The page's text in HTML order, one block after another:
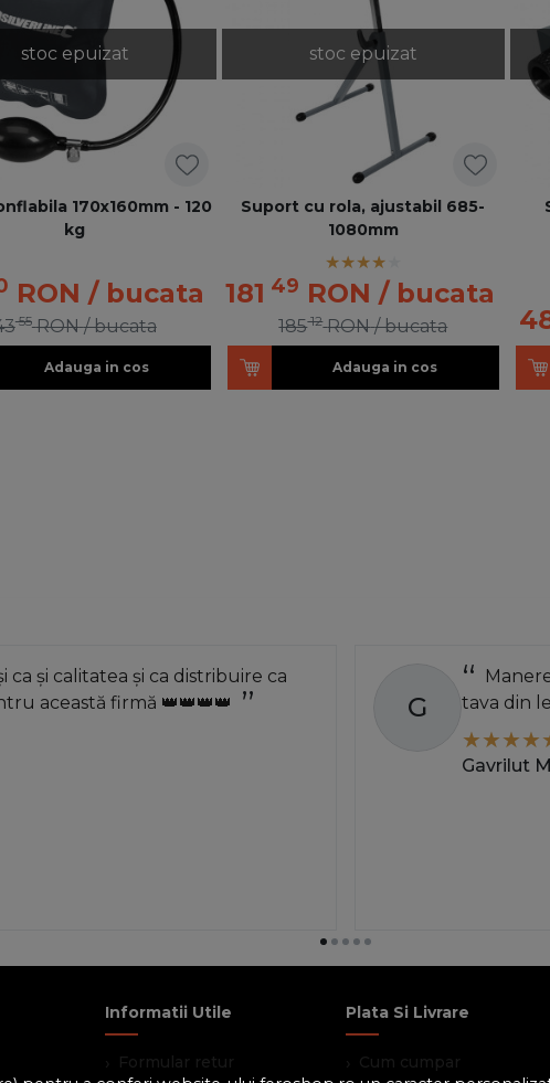
stoc epuizat
170x160mm - 120
kg
RON / bucata
55 RON / bucata
Adauga in cos
stoc epuizat
Suport cu rola, ajustabil 685-
1080mm
181 49 RON / bucata
18512 RON / bucata
Adauga in cos
ca și calitatea și ca distribuire ca
această firmă 👑👑👑👑
G
tava din
Gavrilut
Informatii Utile
Formular retur
Plata Si Livrare
Cum cumpar